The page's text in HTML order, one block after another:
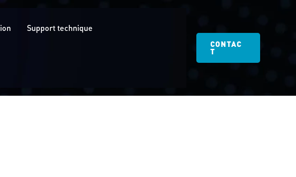
Support technique
CONTAC
T